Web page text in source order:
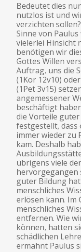
Bedeutet dies
nutzlos ist und
verzichten
Sinne von
vielerlei Hinsicht
benötigen wir
Gottes Willen
Auftrag, uns die
(1Kor 12v10)
(1Pet 3v15)
angemessener
beschäftigt
die Vorteile
festgestellt, dass
immer wieder zu
kam. Deshalb
übrigens viele
hervorgegangen
guter Bildung
menschliches
erlösen kann. Im
menschliches
entfernen. Wie
können, hatten
schädlichen
ermahnt Paulus